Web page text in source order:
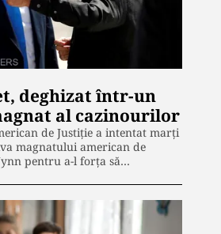
deghizat într-un
al cazinourilor
de Justiţie a intentat marţi
magnatului american de
pentru a-l forţa să…